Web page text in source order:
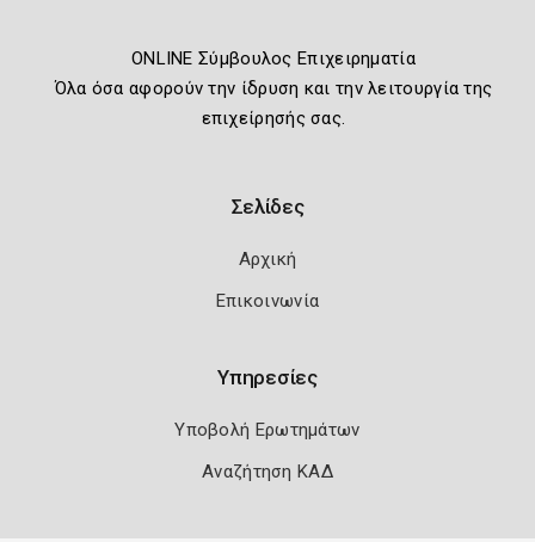
ONLINE Σύμβουλος Επιχειρηματία
Όλα όσα αφορούν την ίδρυση και την λειτουργία της
επιχείρησής σας.
Σελίδες
Αρχική
Επικοινωνία
Υπηρεσίες
Υποβολή Ερωτημάτων
Αναζήτηση ΚΑΔ